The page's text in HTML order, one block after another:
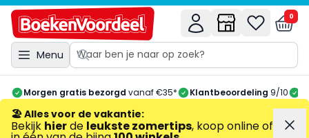
Menu
0
Morgen gratis bezorgd vanaf €35* Klantbeoordeling 9/10
🏖️ Alles voor de vakantie:
Bekijk hierde leukste zomertips, koop online of